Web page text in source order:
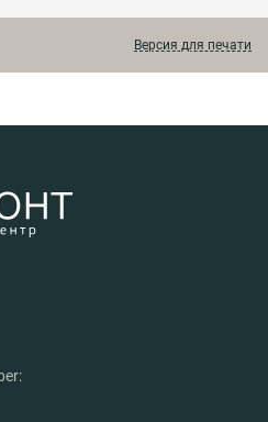
ГОСТ Р 70742-2023
Версия для печати